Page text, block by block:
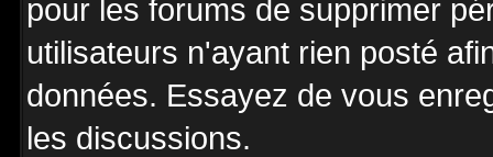
pour les forums de supprimer
utilisateurs n'ayant rien posté
données. Essayez de vous
les discussions.